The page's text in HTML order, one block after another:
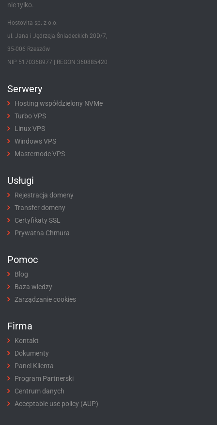
nie tylko.
Hostovita sp. z o.o.
ul. Jana i Jędrzeja Śniadeckich 20D/7,
35-006 Rzeszów
NIP 5170368977 | REGON 360885420
Serwery
Hosting współdzielony NVMe
Turbo VPS
Linux VPS
Windows VPS
Masternode VPS
Usługi
Rejestracja domeny
Transfer domeny
Certyfikaty SSL
Prywatna Chmura
Pomoc
Blog
Baza wiedzy
Zarządzanie cookies
Firma
Kontakt
Dokumenty
Panel Klienta
Program Partnerski
Centrum danych
Acceptable use policy (AUP)